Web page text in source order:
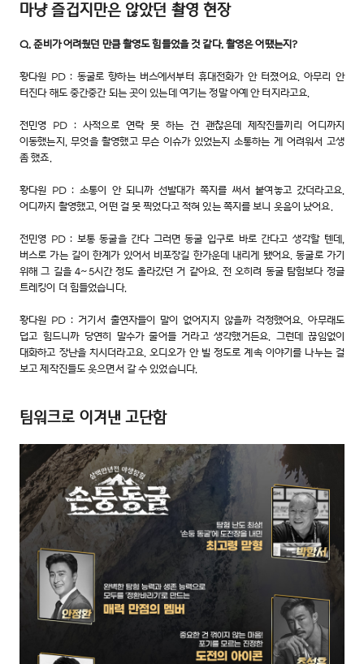
마냥 즐겁지만은 않았던 촬영 현장
Q. 준비가 어려웠던 만큼 촬영도 힘들었을 것 같다. 촬영은 어땠는지?
황다원 PD : 동굴로 향하는 버스에서부터 휴대전화가 안 터졌어요. 아무리 안
터진다 해도 중간중간 되는 곳이 있는데 여기는 정말 아예 안 터지라고요.
전민영 PD : 사적으로 연락 못 하는 건 괜찮은데 제작진들끼리 어디까지
이동했는지, 무엇을 촬영했고 무슨 이슈가 있었는지 소통하는 게 어려워서 고생
좀 했죠.
황다원 PD : 소통이 안 되니까 선발대가 쪽지를 써서 붙여놓고 갔더라고요.
어디까지 촬영했고, 어떤 걸 못 찍었다고 적혀 있는 쪽지를 보니 웃음이 났어요.
전민영 PD : 보통 동굴을 간다 그러면 동굴 입구로 바로 간다고 생각할 텐데,
버스로 가는 길이 한계가 있어서 비포장길 한가운데 내리게 됐어요. 동굴로 가기
위해 그 길을 4~5시간 정도 올라갔던 거 같아요. 전 오히려 동굴 탐험보다 정글
트레킹이 더 힘들었습니다.
황다원 PD : 거기서 출연자들이 말이 없어지지 않을까 걱정했어요. 아무래도
덥고 힘드니까 당연히 말수가 줄어들 거라고 생각했거든요. 그런데 끊임없이
대화하고 장난을 치시더라고요. 오디오가 안 빌 정도로 계속 이야기를 나누는 걸
보고 제작진들도 웃으면서 갈 수 있었습니다.
팀워크로 이겨낸 고단함